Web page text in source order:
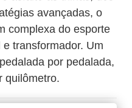
avançadas, o
complexa do esporte
transformador. Um
por pedalada,
quilômetro.